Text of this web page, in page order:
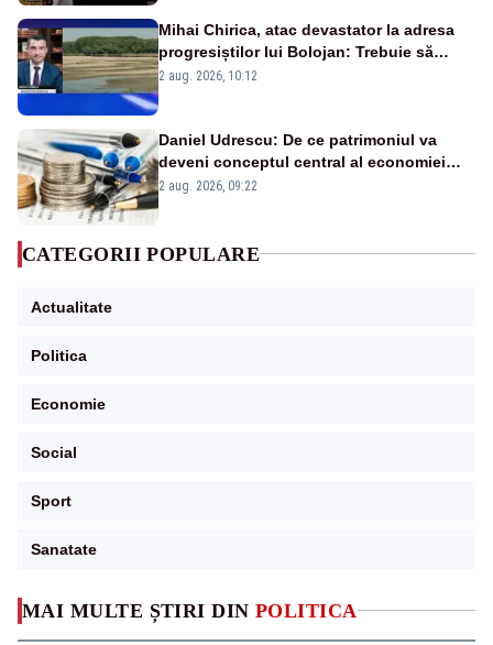
MAI MULTE ȘTIRI DIN POLITICA
Mihai Chirica, atac devastator la adresa
progresiștilor lui Bolojan: Trebuie să
protejăm și natura, dar nu șținem omaneii
2 aug. 2026, 10:12
Daniel Udrescu: De ce patrimoniul va
deveni conceptul central al economiei
viitoare?
2 aug. 2026, 09:22
CATEGORII POPULARE
Actualitate
Politica
Economie
Social
Sport
Sanatate